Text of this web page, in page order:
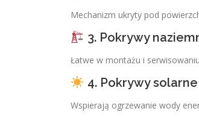
Mechanizm ukryty pod
3. Pokrywy
Łatwe w montażu i
4. Pokrywy solarne
Wspierają ogrzewanie wody